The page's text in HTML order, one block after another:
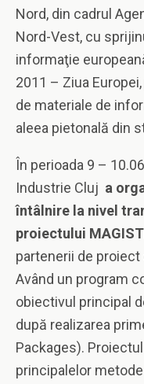
Nord, din cadrul
Nord-Vest, cu
informaţie
2011 – Ziua
de materiale de
aleea pietonală din
În perioada 9 –
Industrie Cluj a
întâlnire la nivel
proiectului
partenerii de proiect
Având un program
obiectivul principal
după realizarea
Packages).
principalelor